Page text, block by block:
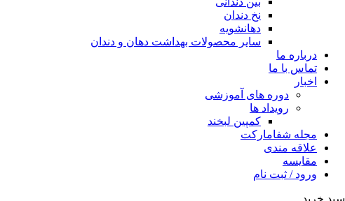
نخ دندان
دهانشویه
سایر محصولات بهداشت دهان و دندان
درباره ما
تماس با ما
اخبار
دوره های آموزشی
رویداد ها
کمپین لبخند
مجله شفامارکت
علاقه مندی
مقایسه
ورود / ثبت نام
سبد خرید